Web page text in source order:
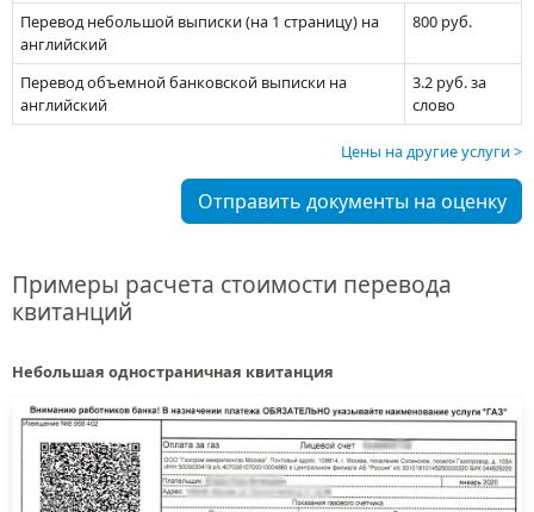
Перевод небольшой выписки (на 1 страницу) на
английский
800 руб.
Перевод объемной банковской выписки на
английский
3.2 руб. за
слово
Цены на другие услуги
Отправить документы на оценку
Примеры расчета стоимости перевода
квитанций
Небольшая одностраничная квитанция